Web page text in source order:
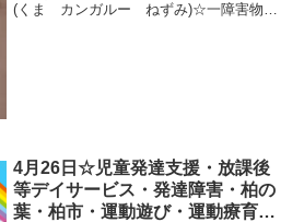
(くま カンガルー ねずみ)☆一障害物本
4月26日☆児童発達支援・放課後
等デイサービス・発達障害・柏の
葉・柏市・運動遊び・運動療育・